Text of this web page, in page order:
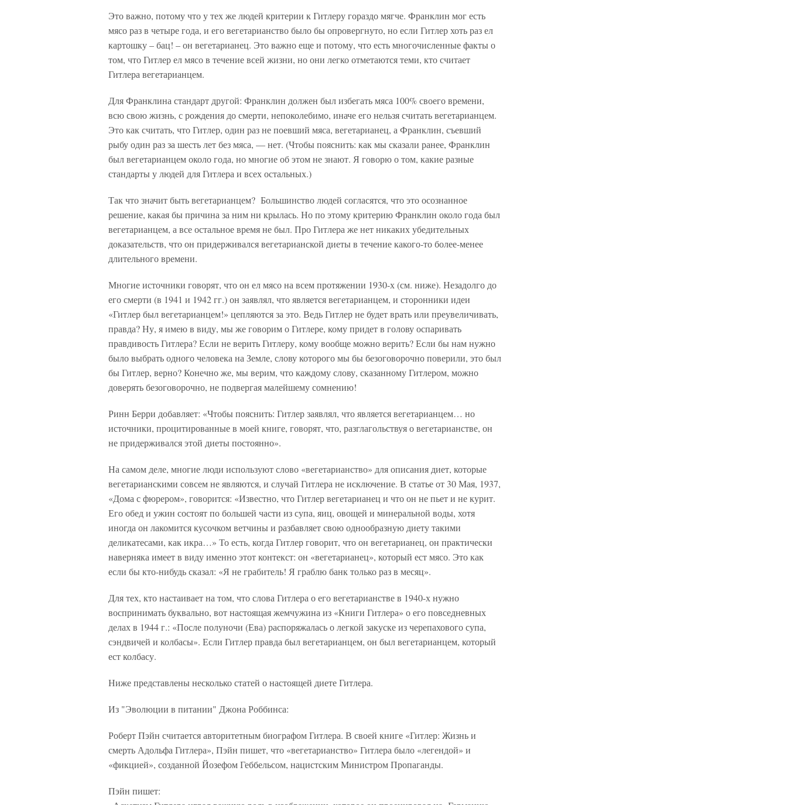
Это важно, потому что у тех же людей критерии к Гитлеру гораздо мягче. Франклин мог есть
мясо раз в четыре года, и его вегетарианство было бы опровергнуто, но если Гитлер хоть раз ел
картошку – бац! – он вегетарианец. Это важно еще и потому, что есть многочисленные факты о
том, что Гитлер ел мясо в течение всей жизни, но они легко отметаются теми, кто считает
Гитлера вегетарианцем.
Для Франклина стандарт другой: Франклин должен был избегать мяса 100% своего времени,
всю свою жизнь, с рождения до смерти, непоколебимо, иначе его нельзя считать вегетарианцем.
Это как считать, что Гитлер, один раз не поевший мяса, вегетарианец, а Франклин, съевший
рыбу один раз за шесть лет без мяса, — нет. (Чтобы пояснить: как мы сказали ранее, Франклин
был вегетарианцем около года, но многие об этом не знают. Я говорю о том, какие разные
стандарты у людей для Гитлера и всех остальных.)
Так что значит быть вегетарианцем? Большинство людей согласятся, что это осознанное
решение, какая бы причина за ним ни крылась. Но по этому критерию Франклин около года был
вегетарианцем, а все остальное время не был. Про Гитлера же нет никаких убедительных
доказательств, что он придерживался вегетарианской диеты в течение какого-то более-менее
длительного времени.
Многие источники говорят, что он ел мясо на всем протяжении 1930-х (см. ниже). Незадолго до
его смерти (в 1941 и 1942 гг.) он заявлял, что является вегетарианцем, и сторонники идеи
«Гитлер был вегетарианцем!» цепляются за это. Ведь Гитлер не будет врать или преувеличивать,
правда? Ну, я имею в виду, мы же говорим о Гитлере, кому придет в голову оспаривать
правдивость Гитлера? Если не верить Гитлеру, кому вообще можно верить? Если бы нам нужно
было выбрать одного человека на Земле, слову которого мы бы безоговорочно поверили, это был
бы Гитлер, верно? Конечно же, мы верим, что каждому слову, сказанному Гитлером, можно
доверять безоговорочно, не подвергая малейшему сомнению!
Ринн Берри добавляет: «Чтобы пояснить: Гитлер заявлял, что является вегетарианцем… но
источники, процитированные в моей книге, говорят, что, разглагольствуя о вегетарианстве, он
не придерживался этой диеты постоянно».
На самом деле, многие люди используют слово «вегетарианство» для описания диет, которые
вегетарианскими совсем не являются, и случай Гитлера не исключение. В статье от 30 Мая, 1937,
«Дома с фюрером», говорится: «Известно, что Гитлер вегетарианец и что он не пьет и не курит.
Его обед и ужин состоят по большей части из супа, яиц, овощей и минеральной воды, хотя
иногда он лакомится кусочком ветчины и разбавляет свою однообразную диету такими
деликатесами, как икра…» То есть, когда Гитлер говорит, что он вегетарианец, он практически
наверняка имеет в виду именно этот контекст: он «вегетарианец», который ест мясо. Это как
если бы кто-нибудь сказал: «Я не грабитель! Я граблю банк только раз в месяц».
Для тех, кто настаивает на том, что слова Гитлера о его вегетарианстве в 1940-х нужно
воспринимать буквально, вот настоящая жемчужина из «Книги Гитлера» о его повседневных
делах в 1944 г.: «После полуночи (Ева) распоряжалась о легкой закуске из черепахового супа,
сэндвичей и колбасы». Если Гитлер правда был вегетарианцем, он был вегетарианцем, который
ест колбасу.
Ниже представлены несколько статей о настоящей диете Гитлера.
Из "Эволюции в питании" Джона Роббинса:
Роберт Пэйн считается авторитетным биографом Гитлера. В своей книге «Гитлер: Жизнь и
смерть Адольфа Гитлера», Пэйн пишет, что «вегетарианство» Гитлера было «легендой» и
«фикцией», созданной Йозефом Геббельсом, нацистским Министром Пропаганды.
Пэйн пишет: